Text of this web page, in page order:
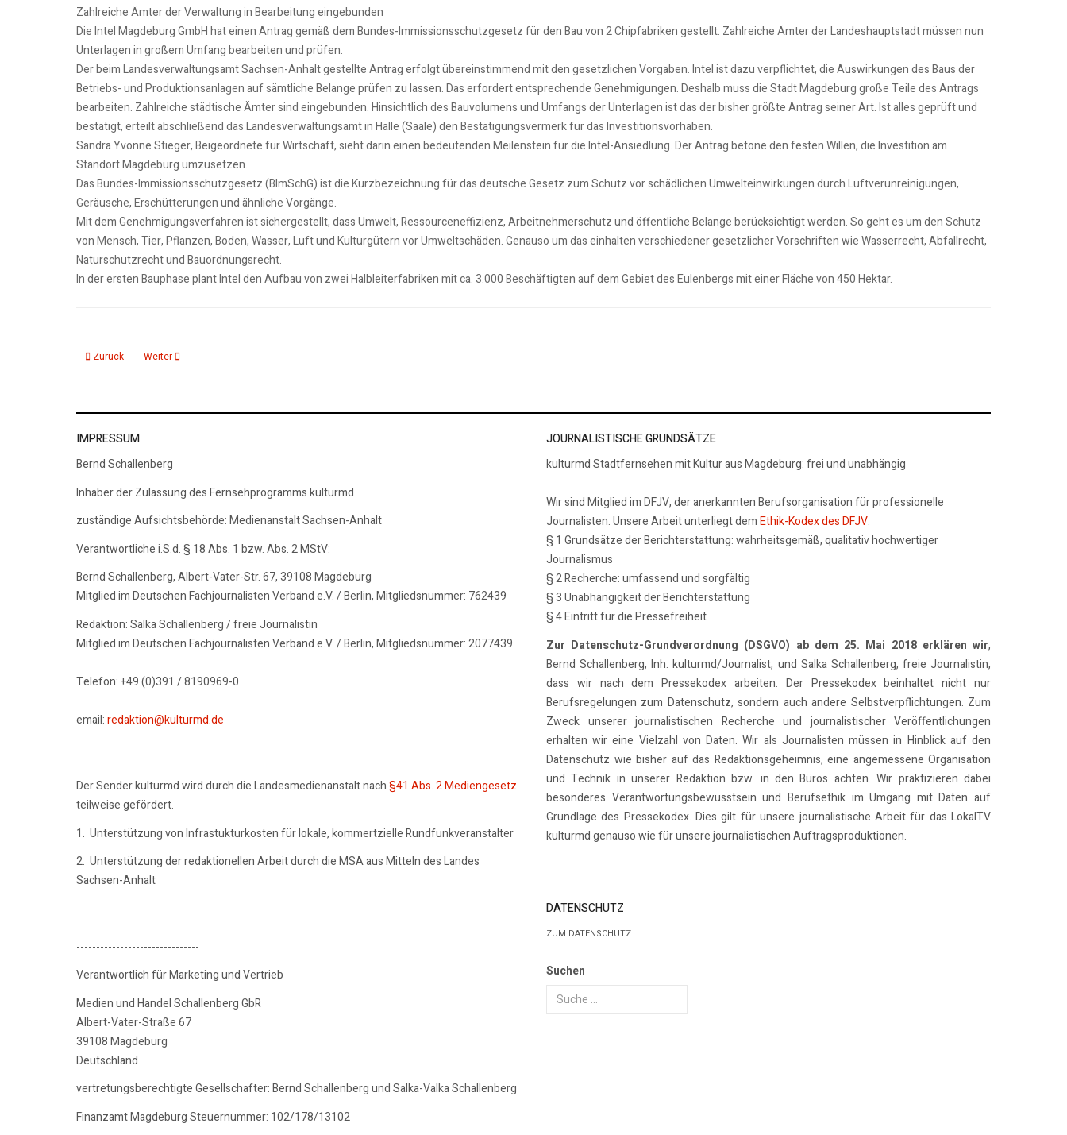
Zahlreiche Ämter der Verwaltung in Bearbeitung eingebunden
Die Intel Magdeburg GmbH hat einen Antrag gemäß dem Bundes-Immissionsschutzgesetz für den Bau von 2 Chipfabriken gestellt. Zahlreiche Ämter der Landeshauptstadt müssen nun
Unterlagen in großem Umfang bearbeiten und prüfen.
Der beim Landesverwaltungsamt Sachsen-Anhalt gestellte Antrag erfolgt übereinstimmend mit den gesetzlichen Vorgaben. Intel ist dazu verpflichtet, die Auswirkungen des Baus der
Betriebs- und Produktionsanlagen auf sämtliche Belange prüfen zu lassen. Das erfordert entsprechende Genehmigungen. Deshalb muss die Stadt Magdeburg große Teile des Antrags
bearbeiten. Zahlreiche städtische Ämter sind eingebunden. Hinsichtlich des Bauvolumens und Umfangs der Unterlagen ist das der bisher größte Antrag seiner Art. Ist alles geprüft und
bestätigt, erteilt abschließend das Landesverwaltungsamt in Halle (Saale) den Bestätigungsvermerk für das Investitionsvorhaben.
Sandra Yvonne Stieger, Beigeordnete für Wirtschaft, sieht darin einen bedeutenden Meilenstein für die Intel-Ansiedlung. Der Antrag betone den festen Willen, die Investition am
Standort Magdeburg umzusetzen.
Das Bundes-Immissionsschutzgesetz (BImSchG) ist die Kurzbezeichnung für das deutsche Gesetz zum Schutz vor schädlichen Umwelteinwirkungen durch Luftverunreinigungen,
Geräusche, Erschütterungen und ähnliche Vorgänge.
Mit dem Genehmigungsverfahren ist sichergestellt, dass Umwelt, Ressourceneffizienz, Arbeitnehmerschutz und öffentliche Belange berücksichtigt werden. So geht es um den Schutz
von Mensch, Tier, Pflanzen, Boden, Wasser, Luft und Kulturgütern vor Umweltschäden. Genauso um das einhalten verschiedener gesetzlicher Vorschriften wie Wasserrecht, Abfallrecht,
Naturschutzrecht und Bauordnungsrecht.
In der ersten Bauphase plant Intel den Aufbau von zwei Halbleiterfabriken mit ca. 3.000 Beschäftigten auf dem Gebiet des Eulenbergs mit einer Fläche von 450 Hektar.
Vorheriger Beitrag: Bündnis gegen Rechts kritisiert Vermietung des AMO-Kulturhauses an die AfD
Zurück Nächster Beitrag: Endlich wieder Umweltpreis!
Weiter
IMPRESSUM
Bernd Schallenberg
Inhaber der Zulassung des Fernsehprogramms kulturmd
zuständige Aufsichtsbehörde: Medienanstalt Sachsen-Anhalt
Verantwortliche i.S.d. § 18 Abs. 1 bzw. Abs. 2 MStV:
Bernd Schallenberg, Albert-Vater-Str. 67, 39108 Magdeburg
Mitglied im Deutschen Fachjournalisten Verband e.V. / Berlin, Mitgliedsnummer: 762439
Redaktion: Salka Schallenberg / freie Journalistin
Mitglied im Deutschen Fachjournalisten Verband e.V. / Berlin, Mitgliedsnummer: 2077439
Telefon: +49 (0)391 / 8190969-0
email:redaktion@kulturmd.de
Der Sender kulturmd wird durch die Landesmedienanstalt nach§41 Abs. 2 Mediengesetz
teilweise gefördert.
1. Unterstützung von Infrastukturkosten für lokale, kommertzielle Rundfunkveranstalter
2. Unterstützung der redaktionellen Arbeit durch die MSA aus Mitteln des Landes
Sachsen-Anhalt
-------------------------------
Verantwortlich für Marketing und Vertrieb
Medien und Handel Schallenberg GbR
Albert-Vater-Straße 67
39108 Magdeburg
Deutschland
vertretungsberechtigte Gesellschafter: Bernd Schallenberg und Salka-Valka Schallenberg
Finanzamt Magdeburg Steuernummer: 102/178/13102
JOURNALISTISCHE GRUNDSÄTZE
kulturmd Stadtfernsehen mit Kultur aus Magdeburg: frei und unabhängig
Wir sind Mitglied im DFJV, der anerkannten Berufsorganisation für professionelle
Journalisten. Unsere Arbeit unterliegt demEthik-Kodex des DFJV:
§ 1 Grundsätze der Berichterstattung: wahrheitsgemäß, qualitativ hochwertiger
Journalismus
§ 2 Recherche: umfassend und sorgfältig
§ 3 Unabhängigkeit der Berichterstattung
§ 4 Eintritt für die Pressefreiheit
Zur Datenschutz-Grundverordnung (DSGVO) ab dem 25. Mai 2018 erklären wir,
Bernd Schallenberg, Inh. kulturmd/Journalist, und Salka Schallenberg, freie Journalistin,
dass wir nach dem Pressekodex arbeiten. Der Pressekodex beinhaltet nicht nur
Berufsregelungen zum Datenschutz, sondern auch andere Selbstverpflichtungen. Zum
Zweck unserer journalistischen Recherche und journalistischer Veröffentlichungen
erhalten wir eine Vielzahl von Daten. Wir als Journalisten müssen in Hinblick auf den
Datenschutz wie bisher auf das Redaktionsgeheimnis, eine angemessene Organisation
und Technik in unserer Redaktion bzw. in den Büros achten. Wir praktizieren dabei
besonderes Verantwortungsbewusstsein und Berufsethik im Umgang mit Daten auf
Grundlage des Pressekodex. Dies gilt für unsere journalistische Arbeit für das LokalTV
kulturmd genauso wie für unsere journalistischen Auftragsproduktionen.
DATENSCHUTZ
ZUM DATENSCHUTZ
Suchen